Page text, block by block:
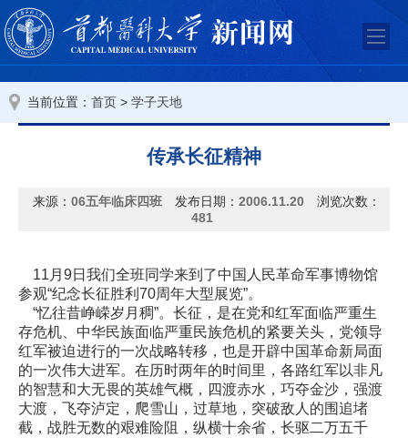
当前位置： 首页 > 学子天地
传承长征精神
来源： 06五年临床四班 发布日期： 2006.11.20
浏览次数：
481
11月9日我们全班同学来到了中国人民革命军事博物馆
参观“纪念长征胜利70周年大型展览”。
“忆往昔峥嵘岁月稠”。长征，是在党和红军面临严重生
存危机、中华民族面临严重民族危机的紧要关头，党领导
红军被迫进行的一次战略转移，也是开辟中国革命新局面
的一次伟大进军。在历时两年的时间里，各路红军以非凡
的智慧和大无畏的英雄气概，四渡赤水，巧夺金沙，强渡
大渡，飞夺泸定，爬雪山，过草地，突破敌人的围追堵
截，战胜无数的艰难险阻，纵横十余省，长驱二万五千